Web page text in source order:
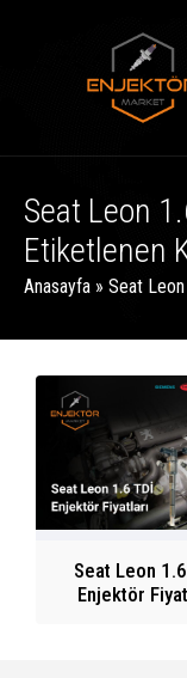
Seat Leon
Etiketlenen
Anasayfa » Seat
Seat Leon
Enjektör